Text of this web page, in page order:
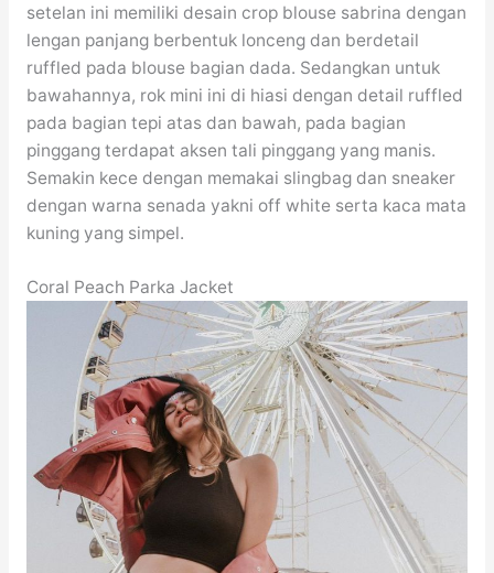
setelan ini memiliki desain crop blouse sabrina dengan
lengan panjang berbentuk lonceng dan berdetail
ruffled pada blouse bagian dada. Sedangkan untuk
bawahannya, rok mini ini di hiasi dengan detail ruffled
pada bagian tepi atas dan bawah, pada bagian
pinggang terdapat aksen tali pinggang yang manis.
Semakin kece dengan memakai slingbag dan sneaker
dengan warna senada yakni off white serta kaca mata
kuning yang simpel.
Coral Peach Parka Jacket